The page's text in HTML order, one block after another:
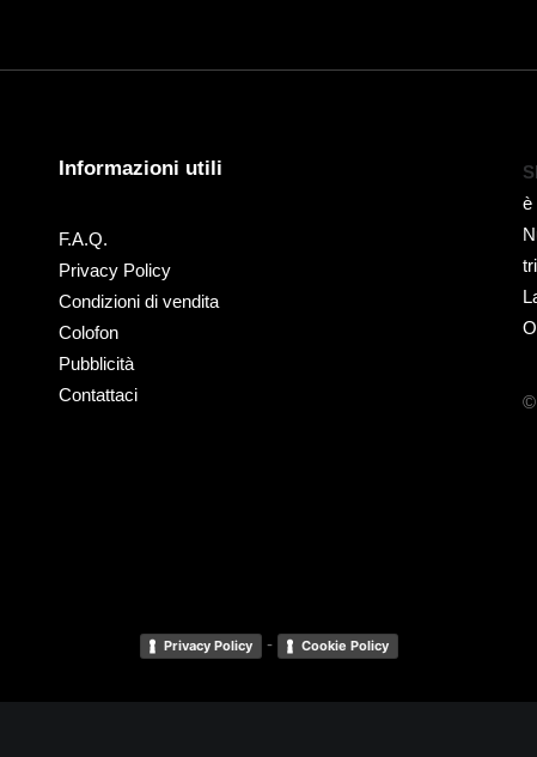
Informazioni utili
F.A.Q.
Privacy Policy
Condizioni di vendita
Colofon
Pubblicità
Contattaci
è
©
Privacy Policy - Cookie Policy